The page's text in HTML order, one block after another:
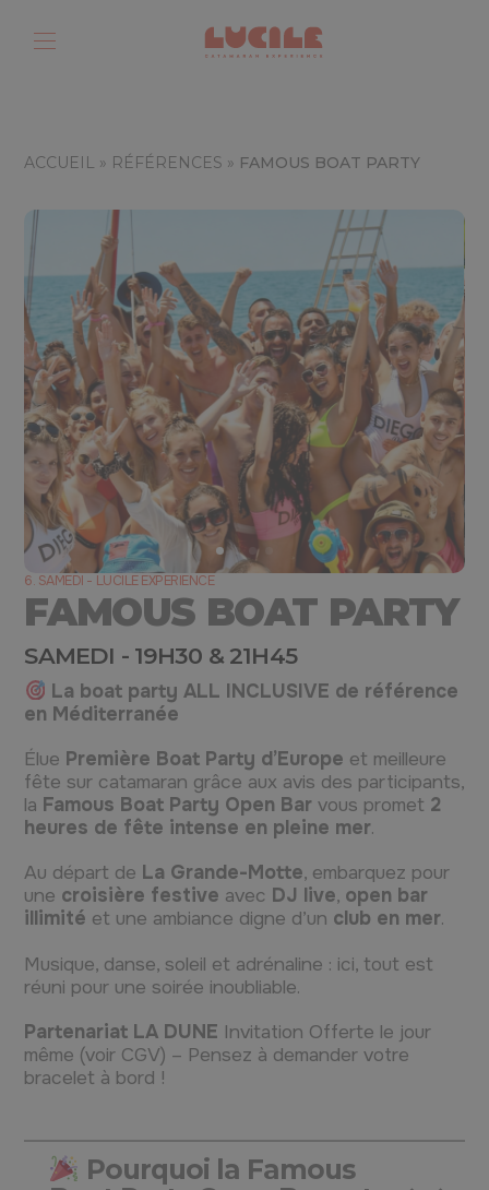
ACCUEIL » RÉFÉRENCES » FAMOUS BOAT PARTY
6. SAMEDI - LUCILE EXPERIENCE
FAMOUS BOAT PARTY
SAMEDI - 19H30 & 21H45
La boat party ALL INCLUSIVE de référence
en Méditerranée
Élue Première Boat Party d’Europe et meilleure
fête sur catamaran grâce aux avis des participants,
la Famous Boat Party Open Bar vous promet 2
heures de fête intense en pleine mer.
Au départ de La Grande-Motte, embarquez pour
une croisière festive avec DJ live, open bar
illimité et une ambiance digne d’un club en mer.
Musique, danse, soleil et adrénaline : ici, tout est
réuni pour une soirée inoubliable.
Partenariat LA DUNE Invitation Offerte le jour
même (voir CGV) – Pensez à demander votre
bracelet à bord !
Pourquoi la Famous